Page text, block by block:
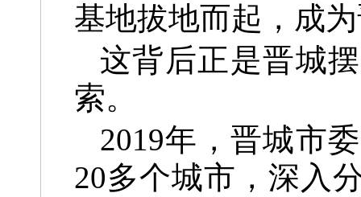
基地拔地而起，成
这背后正是晋城
索。
2019年，晋城市
20多个城市，深入